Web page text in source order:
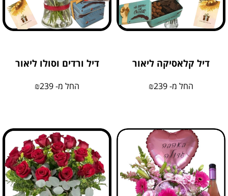
דיל קלאסיקה ליאור
החל מ- ₪239
דיל ורדים וסולו ליאור
החל מ- ₪239